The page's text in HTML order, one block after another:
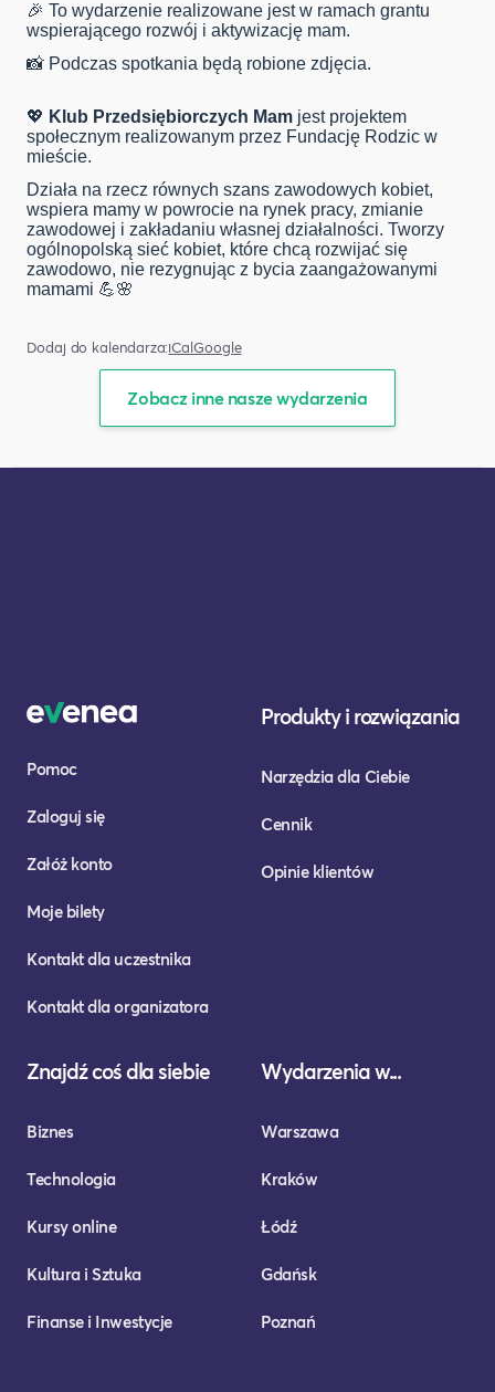
🎉 To wydarzenie realizowane jest w ramach grantu
wspierającego rozwój i aktywizację mam.
📸 Podczas spotkania będą robione zdjęcia.
💖 Klub Przedsiębiorczych Mam jest projektem
społecznym realizowanym przez Fundację Rodzic w
mieście.
Działa na rzecz równych szans zawodowych kobiet,
wspiera mamy w powrocie na rynek pracy, zmianie
zawodowej i zakładaniu własnej działalności. Tworzy
ogólnopolską sieć kobiet, które chcą rozwijać się
zawodowo, nie rezygnując z bycia zaangażowanymi
mamami 💪🌸
Dodaj do kalendarza:iCalGoogle
Zobacz inne nasze wydarzenia
Pomoc
Zaloguj się
Załóż konto
Moje bilety
Kontakt dla uczestnika
Kontakt dla organizatora
Produkty i rozwiązania
Narzędzia dla Ciebie
Cennik
Opinie klientów
Znajdź coś dla siebie
Biznes
Technologia
Kursy online
Kultura i Sztuka
Finanse i Inwestycje
Wydarzenia w...
Warszawa
Kraków
Łódź
Gdańsk
Poznań